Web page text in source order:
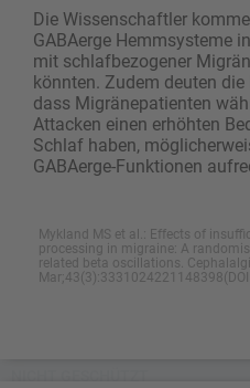
Die Wissenschaftler
GABAerge Hemmsysteme
mit schlafbezogener
könnten. Zudem deuten
dass Migränepatienten
Attacken einen erhöhten
Schlaf haben,
GABAerge-Funktionen
Mykland MS et al.: Effects of
processing in migraine: A
related beta oscillations.